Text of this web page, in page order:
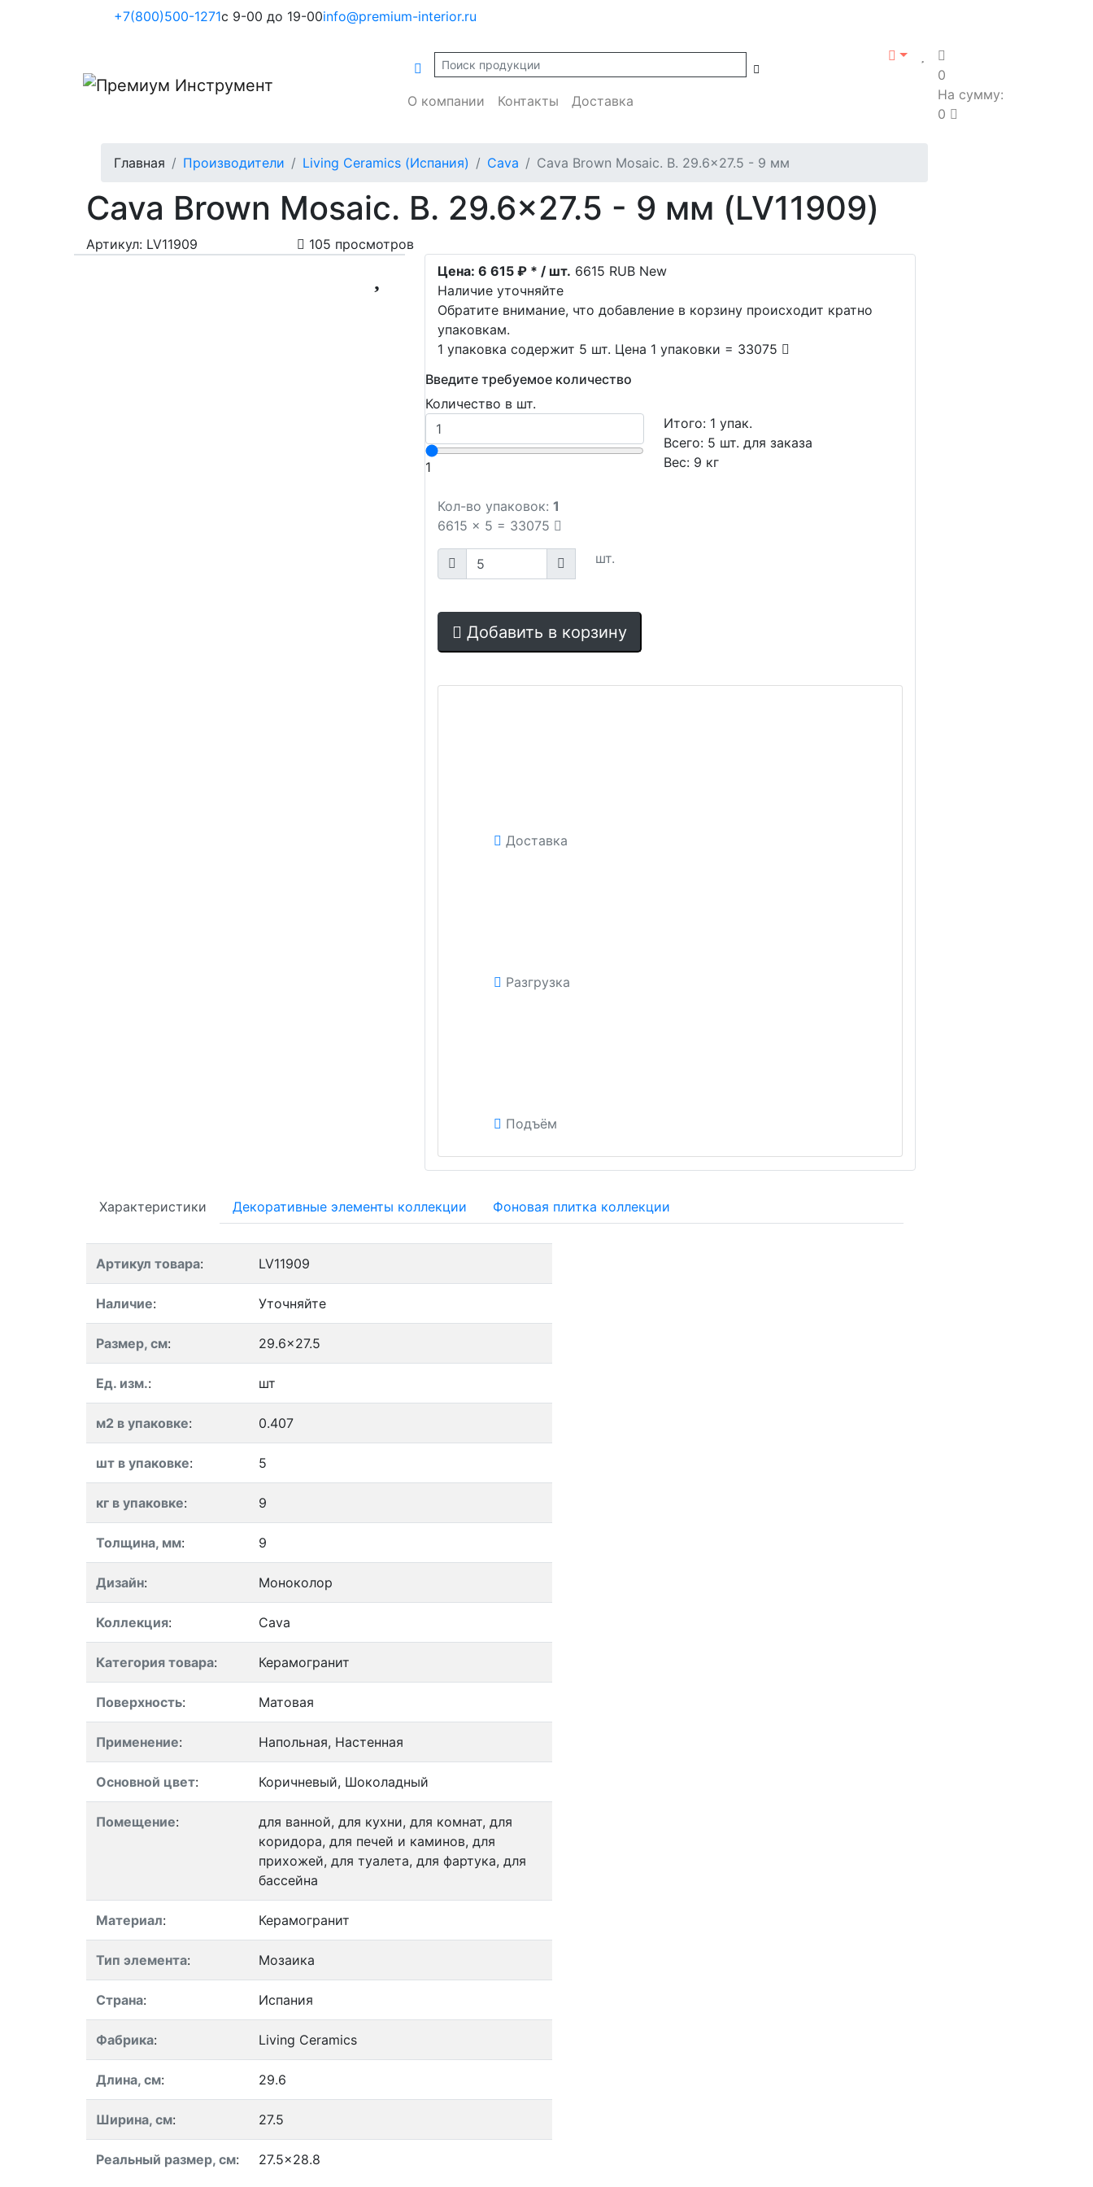
+7(800)500-1271с 9-00 до 19-00info@premium-interior.ru
О компании Контакты Доставка
0
На сумму:
0
Главная Производители Living Ceramics (Испания) Cava Cava Brown Mosaic. B. 29.6x27.5 - 9 мм
Cava Brown Mosaic. B. 29.6x27.5 - 9 мм (LV11909)
Артикул: LV11909
105 просмотров
Цена: 6 615 ₽ * / шт. 6615 RUB New
Наличие уточняйте
Обратите внимание, что добавление в корзину происходит кратно
упаковкам.
1 упаковка содержит 5 шт. Цена 1 упаковки = 33075
Введите требуемое количество
Количество в шт.
1
Итого: 1 упак.
Всего: 5 шт. для заказа
Вес: 9 кг
Кол-во упаковок: 1
6615 x 5 = 33075
шт.
Добавить в корзину
Доставка
Разгрузка
Подъём
Характеристики Декоративные элементы коллекции Фоновая плитка коллекции
Артикул товара: LV11909
Наличие: Уточняйте
Размер, см: 29.6x27.5
Ед. изм.: шт
м2 в упаковке: 0.407
шт в упаковке: 5
кг в упаковке: 9
Толщина, мм: 9
Дизайн: Моноколор
Коллекция: Cava
Категория товара: Керамогранит
Поверхность: Матовая
Применение: Напольная, Настенная
Основной цвет: Коричневый, Шоколадный
Помещение:
для ванной, для кухни, для комнат, для
коридора, для печей и каминов, для
прихожей, для туалета, для фартука, для
бассейна
Материал: Керамогранит
Тип элемента: Мозаика
Страна: Испания
Фабрика: Living Ceramics
Длина, см: 29.6
Ширина, см: 27.5
Реальный размер, см: 27.5x28.8